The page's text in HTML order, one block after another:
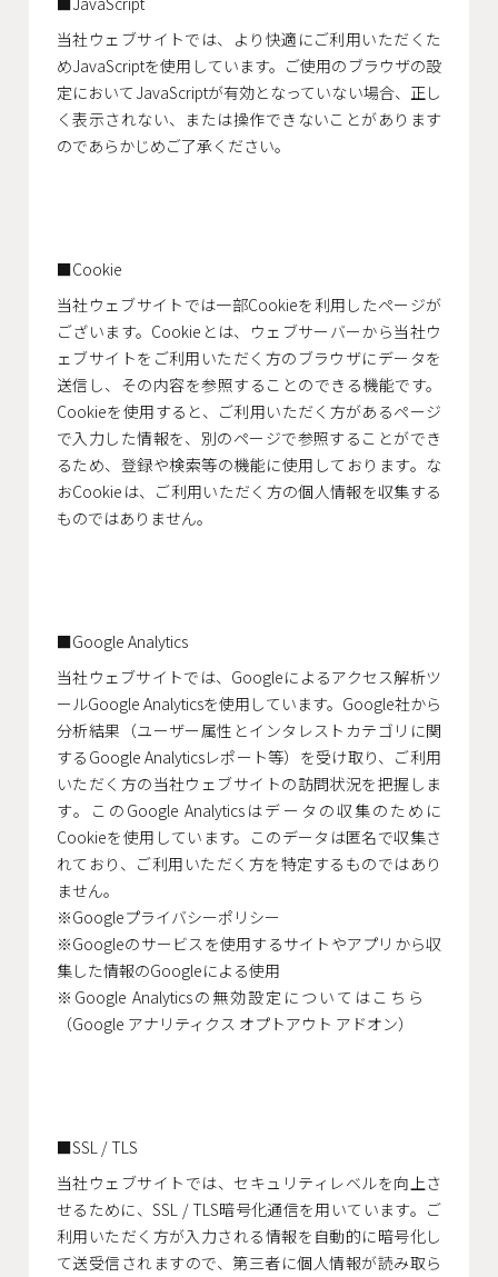
当社ウェブサイトでは、より快適にご利用いただくた
めJavaScriptを使用しています。ご使用のブラウザの設
定においてJavaScriptが有効となっていない場合、正し
く表示されない、または操作できないことがあります
のであらかじめご了承ください。
Cookie
当社ウェブサイトでは一部Cookieを利用したページが
ございます。Cookieとは、ウェブサーバーから当社ウ
ェブサイトをご利用いただく方のブラウザにデータを
送信し、その内容を参照することのできる機能です。
Cookieを使用すると、ご利用いただく方があるページ
で入力した情報を、別のページで参照することができ
るため、登録や検索等の機能に使用しております。な
おCookieは、ご利用いただく方の個人情報を収集する
ものではありません。
Google Analytics
当社ウェブサイトでは、Googleによるアクセス解析ツ
ールGoogle Analyticsを使用しています。Google社から
分析結果（ユーザー属性とインタレストカテゴリに関
するGoogle Analyticsレポート等）を受け取り、ご利用
いただく方の当社ウェブサイトの訪問状況を把握しま
す。このGoogle Analyticsはデータの収集のために
Cookieを使用しています。このデータは匿名で収集さ
れており、ご利用いただく方を特定するものではあり
ません。
※Googleプライバシーポリシー
※Googleのサービスを使用するサイトやアプリから収
集した情報のGoogleによる使用
※Google Analyticsの無効設定についてはこちら
（Google アナリティクス オプトアウト アドオン）
SSL / TLS
当社ウェブサイトでは、セキュリティレベルを向上さ
せるために、SSL / TLS暗号化通信を用いています。ご
利用いただく方が入力される情報を自動的に暗号化し
て送受信されますので、第三者に個人情報が読み取ら